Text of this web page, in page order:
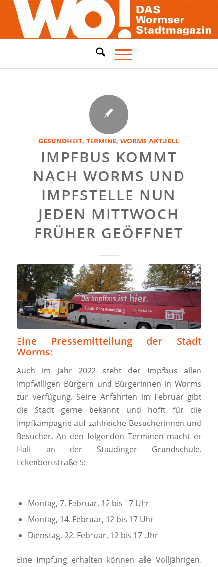
GESUNDHEIT,TERMINE,WORMS AKTUELL
IMPFBUS KOMMT
NACH WORMS UND
IMPFSTELLE NUN
JEDEN MITTWOCH
FRÜHER GEÖFFNET
Eine Pressemitteilung der Stadt
Worms:
Auch im Jahr 2022 steht der Impfbus allen
Impfwilligen Bürgern und Bürgerinnen in Worms
zur Verfügung. Seine Anfahrten im Februar gibt
die Stadt gerne bekannt und hofft für die
Impfkampagne auf zahlreiche Besucherinnen und
Besucher. An den folgenden Terminen macht er
Halt an der Staudinger Grundschule,
Eckenbertstraße 5:
Montag, 7. Februar, 12 bis 17 Uhr
Montag, 14. Februar, 12 bis 17 Uhr
Dienstag, 22. Februar, 12 bis 17 Uhr
Eine Impfung erhalten können alle Volljährigen,